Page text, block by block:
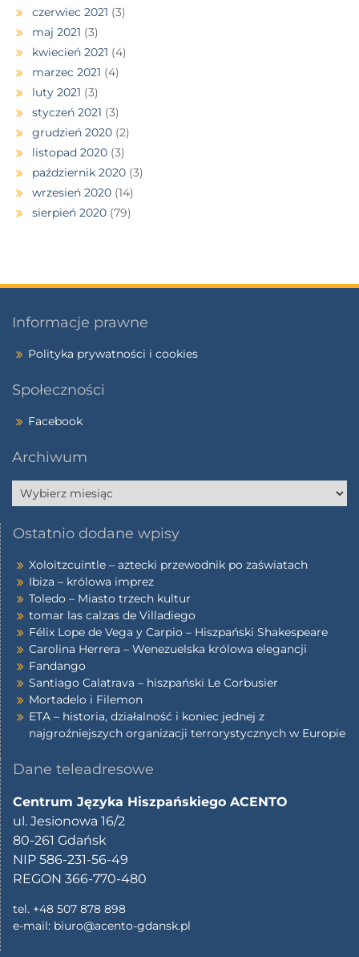
czerwiec 2021 (3)
maj 2021 (3)
kwiecień 2021 (4)
marzec 2021 (4)
luty 2021 (3)
styczeń 2021 (3)
grudzień 2020 (2)
listopad 2020 (3)
październik 2020 (3)
wrzesień 2020 (14)
sierpień 2020 (79)
Informacje prawne
Polityka prywatności i cookies
Społeczności
Facebook
Archiwum
Ostatnio dodane wpisy
Xoloitzcuintle – aztecki przewodnik po zaświatach
Ibiza – królowa imprez
Toledo – Miasto trzech kultur
tomar las calzas de Villadiego
Félix Lope de Vega y Carpio – Hiszpański Shakespeare
Carolina Herrera – Wenezuelska królowa elegancji
Fandango
Santiago Calatrava – hiszpański Le Corbusier
Mortadelo i Filemon
ETA – historia, działalność i koniec jednej z
najgroźniejszych organizacji terrorystycznych w Europie
Dane teleadresowe
Centrum Języka Hiszpańskiego ACENTO
ul. Jesionowa 16/2
80-261 Gdańsk
NIP 586-231-56-49
REGON 366-770-480
tel. +48 507 878 898
e-mail: biuro@acento-gdansk.pl